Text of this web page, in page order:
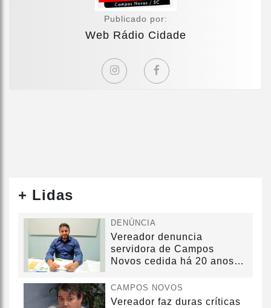
Publicado por:
Web Rádio Cidade
+ Lidas
DENÚNCIA
Vereador denuncia
servidora de Campos
Novos cedida há 20 anos
CAMPOS NOVOS
Vereador faz duras críticas